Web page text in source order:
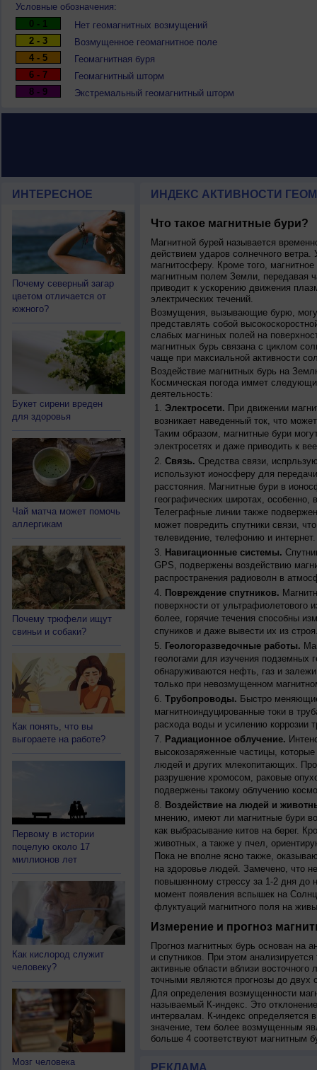
Условные обозначения:
0 - 1
Нет геомагнитных возмущений
2 - 3
Возмущенное геомагнитное поле
4 - 5
Геомагнитная буря
6 - 7
Геомагнитный шторм
8 - 9
Экстремальный геомагнитный шторм
ИНТЕРЕСНОЕ
Почему северный загар
цветом отличается от
южного?
Букет сирени вреден
для здоровья
Чай матча может помочь
аллергикам
Почему трюфели ищут
свиньи и собаки?
Как понять, что вы
выгораете на работе?
Первому в истории
поцелую около 17
миллионов лет
Как кислород служит
человеку?
Мозг человека
ИНДЕКС АКТИВНОСТИ
Что такое магнитные бури?
Магнитной бурей называется
действием ударов солнечного ветра.
магнитосферу. Кроме того,
магнитным полем Земли, передавая
приводит к ускорению движения
электрических течений.
Возмущения, вызывающие бурю,
представлять собой
слабых магниных полей на
магнитных бурь связана с циклом
чаще при максиальной активности
Воздействие магнитных бурь на
Космическая погода иммет
деятельность:
Электросети. При движении
возникает наведенный ток, что
Таким образом, магнитные бури
электросетях и даже приводить к
Связь. Средства связи,
используют ионосферу для
расстояния. Магнитные бури в
географических широтах,
Телеграфные линии также
может повредить спутники связи,
телевидение, телефонию и интернет.
Навигационные системы.
GPS, подвержены воздействию
распространения радиоволн в
Повреждение спутников.
поверхности от ультрафиолетового
более, горячие течения способны
спуников и даже вывести их из
Геологоразведочные работы.
геологами для изучения подземных
обнаруживаются нефть, газ и
только при невозмущенном
Трубопроводы. Быстро
магнитноиндуцированные токи в
расхода воды и усилению коррозии
Радиационное облучение.
высокозаряженные частицы,
людей и других млекопитающих.
разрушение хромосом, раковые
подвержены такому облучению
Воздействие на людей и
мнению, имеют ли магнитные бури
как выбрасывание китов на берег.
животных, а также у пчел,
Пока не вполне ясно также,
на здоровье людей. Замечено, что
повышенному стрессу за 1-2 дня до
момент появления вспышек на
флуктуаций магнитного поля на
Измерение и прогноз
Прогноз магнитных бурь основан на
и спутников. При этом
активные области вблизи
точными являются прогнозы до двух
Для определения возмущенности
называемый К-индекс. Это
интервалам. К-индекс определяется
значение, тем более возмущенным
больше 4 соответствуют магнитным
РЕКЛАМА